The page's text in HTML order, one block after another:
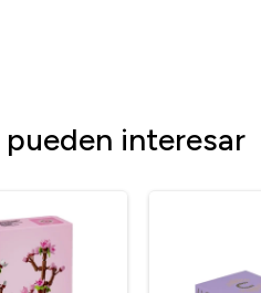
interesar